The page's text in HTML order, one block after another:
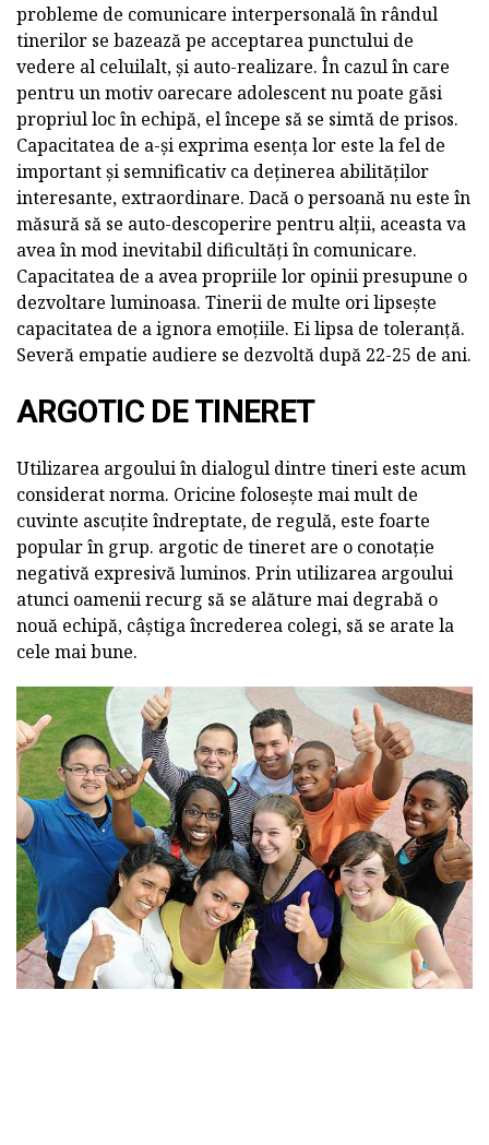
probleme de comunicare interpersonală în rândul
tinerilor se bazează pe acceptarea punctului de
vedere al celuilalt, și auto-realizare. În cazul în care
pentru un motiv oarecare adolescent nu poate găsi
propriul loc în echipă, el începe să se simtă de prisos.
Capacitatea de a-și exprima esența lor este la fel de
important și semnificativ ca deținerea abilităților
interesante, extraordinare. Dacă o persoană nu este în
măsură să se auto-descoperire pentru alții, aceasta va
avea în mod inevitabil dificultăți în comunicare.
Capacitatea de a avea propriile lor opinii presupune o
dezvoltare luminoasa. Tinerii de multe ori lipsește
capacitatea de a ignora emoțiile. Ei lipsa de toleranță.
Severă empatie audiere se dezvoltă după 22-25 de ani.
ARGOTIC DE TINERET
Utilizarea argoului în dialogul dintre tineri este acum
considerat norma. Oricine folosește mai mult de
cuvinte ascuțite îndreptate, de regulă, este foarte
popular în grup. argotic de tineret are o conotație
negativă expresivă luminos. Prin utilizarea argoului
atunci oamenii recurg să se alăture mai degrabă o
nouă echipă, câștiga încrederea colegi, să se arate la
cele mai bune.